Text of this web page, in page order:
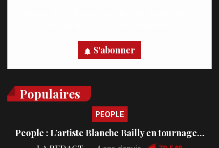
S'abonner
Populaires
PEOPLE
People : L’artiste Blanche Bailly en tournage…